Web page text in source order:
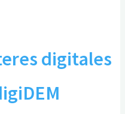
digitales